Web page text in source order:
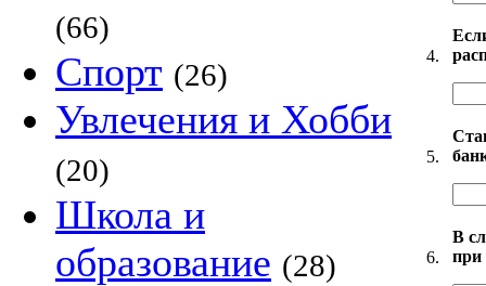
(66)
Спорт (26)
Увлечения и Хобби
(20)
Школа и
образование (28)
4.
5.
6.
В
при